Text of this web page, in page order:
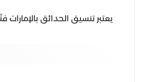
يعتبر تنسيق الحدائق